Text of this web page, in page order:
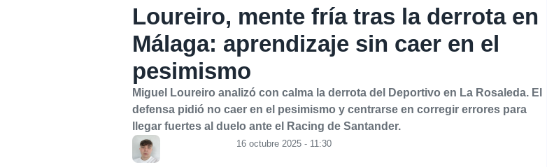
Loureiro, mente fría tras la derrota en
Málaga: aprendizaje sin caer en el
pesimismo
Miguel Loureiro analizó con calma la derrota del Deportivo en La Rosaleda. El
defensa pidió no caer en el pesimismo y centrarse en corregir errores para
llegar fuertes al duelo ante el Racing de Santander.
16 octubre 2025 - 11:30